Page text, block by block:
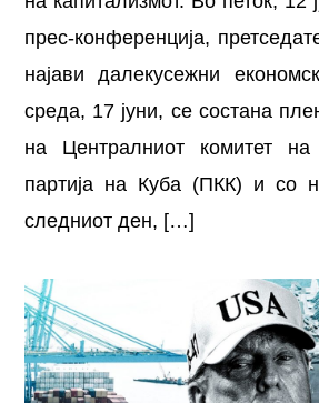
прес-конференција,
најави далекусежни
среда, 17 јуни, се состана
на Централниот комитет на
партија на Куба (ПКК) и со
следниот ден, […]